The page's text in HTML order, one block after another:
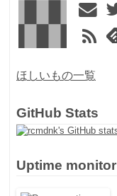
ほしいもの一覧
GitHub Stats
Uptime monitor